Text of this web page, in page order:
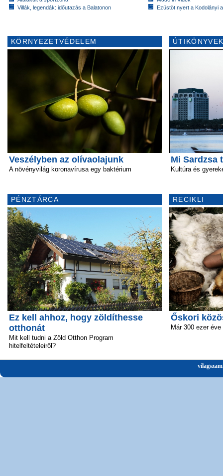
Villák, legendák: időutazás a Balatonon
Ezüstöt nyert a Kodolányi
KÖRNYEZETVÉDELEM
Veszélyben az olívaolajunk
A növényvilág koronavírusa egy baktérium
PÉNZTÁRCA
Ez kell ahhoz, hogy zöldíthesse
otthonát
Mit kell tudni a Zöld Otthon Program
hitelfeltételeiről?
Mi Sardzsa
Kultúra és
RECIKLI
Őskori
Már 300 ezer